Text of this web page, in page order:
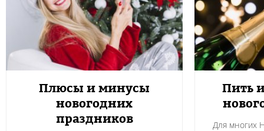
Плюсы и минусы
новогодних
праздников
Пить
Для многих